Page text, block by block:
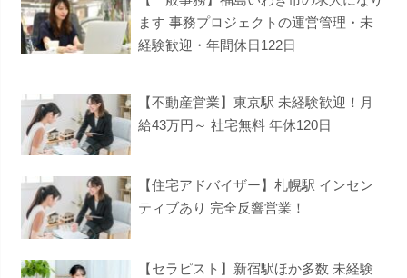
ます 事務プロジェクトの運営管理・未
経験歓迎・年間休日122日
【不動産営業】東京駅 未経験歓迎！月
給43万円～ 社宅無料 年休120日
【住宅アドバイザー】札幌駅 インセン
ティブあり 完全反響営業！
【セラピスト】新宿駅ほか多数 未経験